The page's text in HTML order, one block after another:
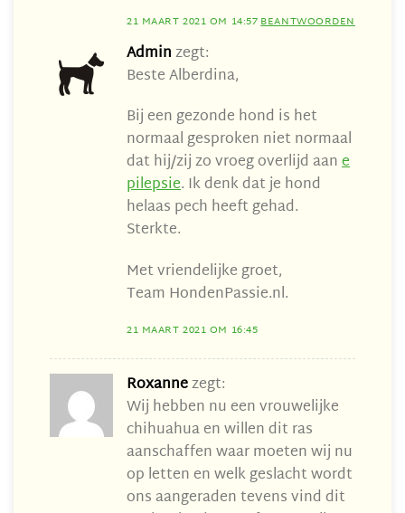
21 MAART 2021 OM 14:57BEANTWOORDEN
Adminzegt:
Beste Alberdina,
Bij een gezonde hond is het
normaal gesproken niet normaal
dat hij/zij zo vroeg overlijd aane
pilepsie. Ik denk dat je hond
helaas pech heeft gehad.
Sterkte.
Met vriendelijke groet,
Team HondenPassie.nl.
21 MAART 2021 OM 16:45
Roxannezegt:
Wij hebben nu een vrouwelijke
chihuahua en willen dit ras
aanschaffen waar moeten wij nu
op letten en welk geslacht wordt
ons aangeraden tevens vind dit